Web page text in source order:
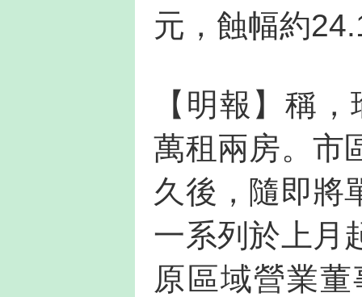
元，蝕幅約
【明報】稱
萬租兩房。市
久後，隨即將
一系列於上月
原區域營業